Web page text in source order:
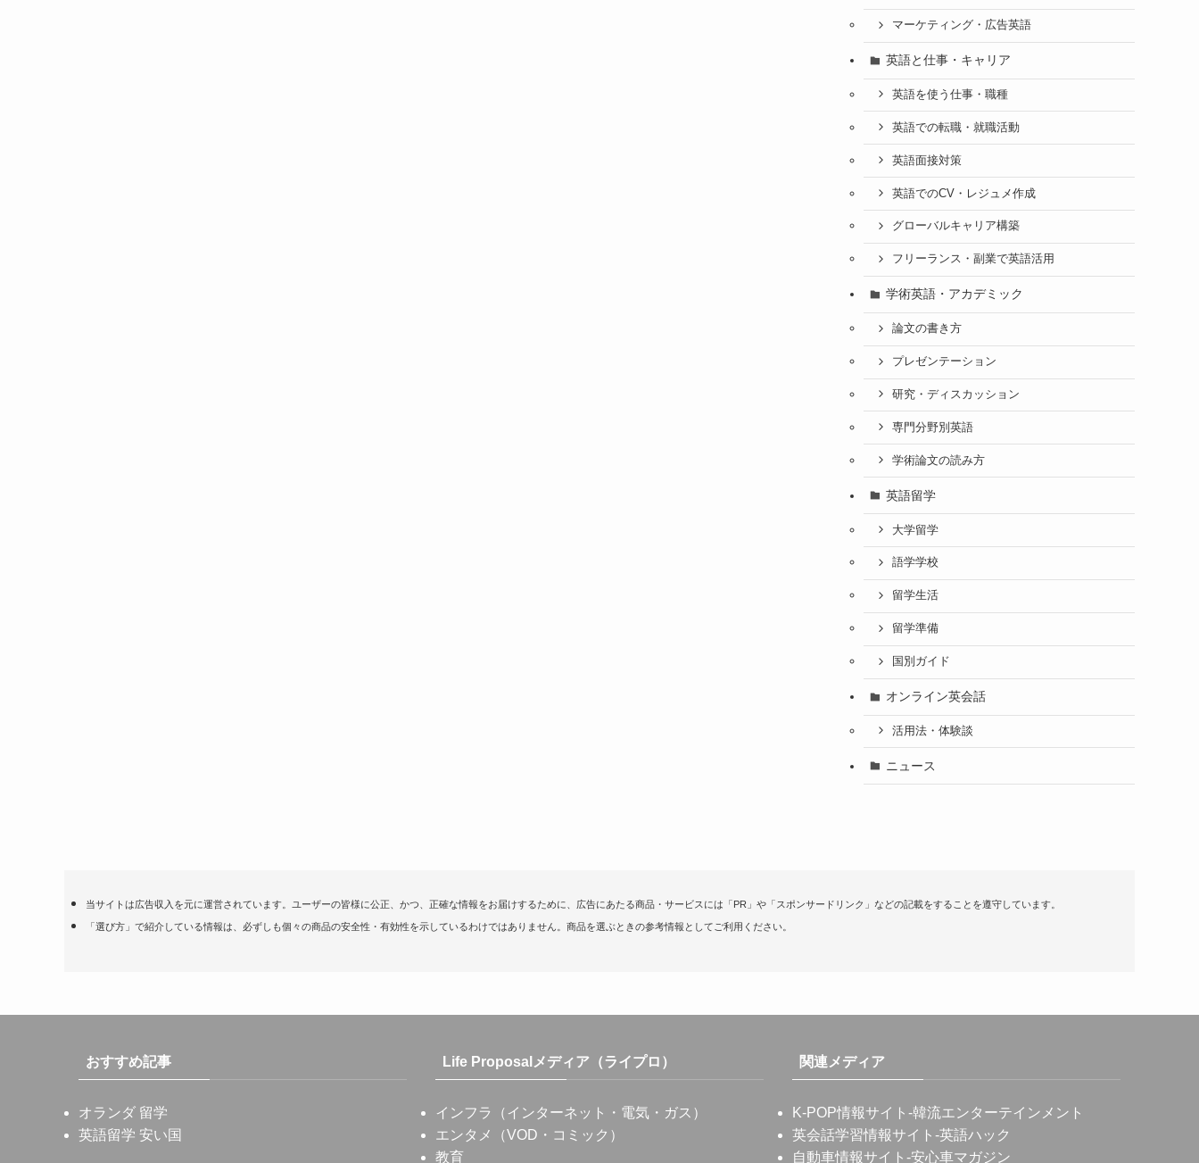
マーケティング・広告英語
英語と仕事・キャリア
英語を使う仕事・職種
英語での転職・就職活動
英語面接対策
英語でのCV・レジュメ作成
グローバルキャリア構築
フリーランス・副業で英語活用
学術英語・アカデミック
論文の書き方
プレゼンテーション
研究・ディスカッション
専門分野別英語
学術論文の読み方
英語留学
大学留学
語学学校
留学生活
留学準備
国別ガイド
オンライン英会話
活用法・体験談
ニュース
当サイトは広告収入を元に運営されています。ユーザーの皆様に公正、かつ、正確な情報をお届けするために、広告にあたる商品・サービスには「PR」や「スポンサードリンク」などの記載をすることを遵守しています。
「選び方」で紹介している情報は、必ずしも個々の商品の安全性・有効性を示しているわけではありません。商品を選ぶときの参考情報としてご利用ください。
おすすめ記事
オランダ 留学
英語留学 安い国
Life Proposalメディア（ライプロ）
インフラ（インターネット・電気・ガス）
エンタメ（VOD・コミック）
教育
関連メディア
K-POP情報サイト -韓流エンターテインメント
英会話学習情報サイト -英語ハック
自動車情報サイト -安心車マガジン